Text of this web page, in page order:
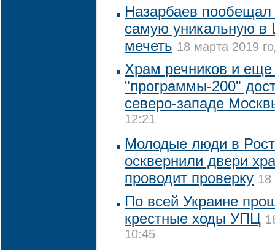
Назарбаев пообещал
самую уникальную в
мечеть 18 марта 2019
Храм речников и еще
"программы-200"
северо-западе
12:21
Молодые люди в
осквернили двери
проводит проверку 18
По всей Украине
крестные ходы УПЦ
10:45